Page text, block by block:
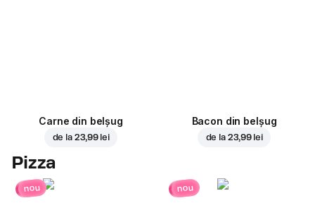
Carne din belșug
de la 23,99 lei
Bacon din belșug
de la 23,99 lei
Pizza
nou nou